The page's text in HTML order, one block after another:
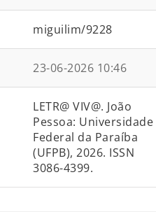
miguilim/9228
23-06-2026 10:46
LETR@ VIV@. João
Pessoa: Universidade
Federal da Paraíba
(UFPB), 2026. ISSN
3086-4399.